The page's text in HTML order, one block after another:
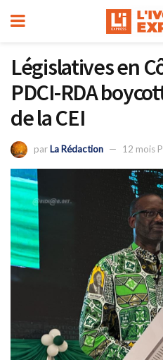
Législatives en
PDCI-RDA
de la CEI
parLa Rédaction 12 mois